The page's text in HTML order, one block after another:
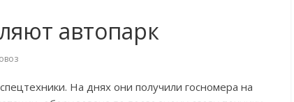
автопарк
На днях они получили госномера на